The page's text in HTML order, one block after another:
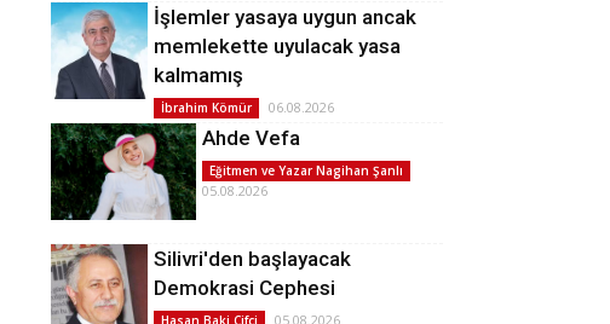
İşlemler yasaya uygun ancak
memlekette uyulacak yasa
kalmamış
İbrahim Kömür 06.08.2026
Ahde Vefa
Eğitmen ve Yazar Nagihan Şanlı
05.08.2026
Silivri'den başlayacak
Demokrasi Cephesi
Hasan Baki Çifçi 05.08.2026